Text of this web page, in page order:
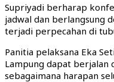
Supriyadi berharap
jadwal dan berlangsung
terjadi perpecahan di
Panitia pelaksana Eka
Lampung dapat berjalan
sebagaimana harapan